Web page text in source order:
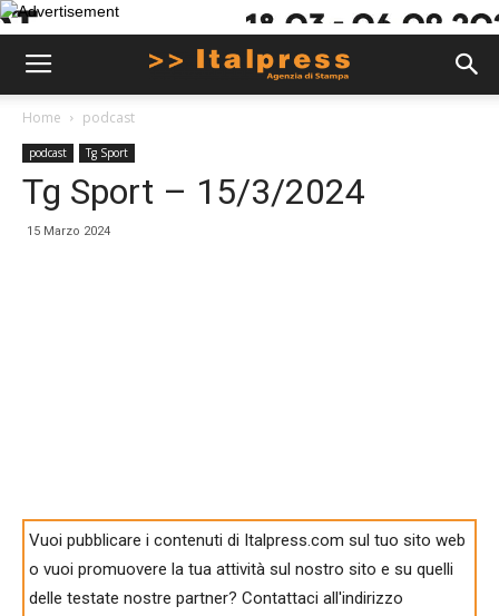
Home podcast
podcast Tg Sport
Tg Sport – 15/3/2024
15 Marzo 2024
Vuoi pubblicare i contenuti di Italpress.com sul tuo sito web
o vuoi promuovere la tua attività sul nostro sito e su quelli
delle testate nostre partner? Contattaci all'indirizzo